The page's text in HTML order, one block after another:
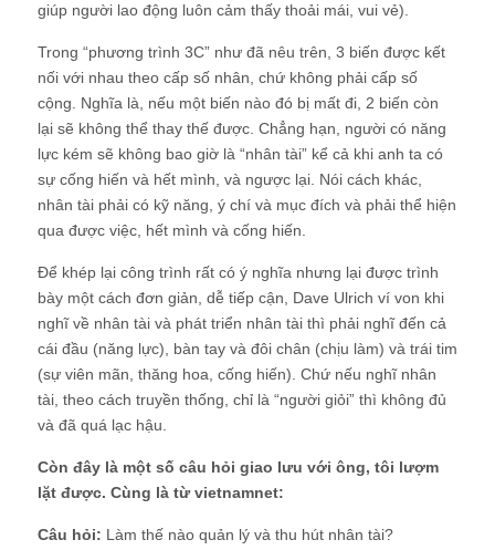
giúp người lao động luôn cảm thấy thoải mái, vui vẻ).
Trong “phương trình 3C” như đã nêu trên, 3 biến được kết
nối với nhau theo cấp số nhân, chứ không phải cấp số
cộng. Nghĩa là, nếu một biến nào đó bị mất đi, 2 biến còn
lại sẽ không thể thay thế được. Chẳng hạn, người có năng
lực kém sẽ không bao giờ là “nhân tài” kể cả khi anh ta có
sự cống hiến và hết mình, và ngược lại. Nói cách khác,
nhân tài phải có kỹ năng, ý chí và mục đích và phải thể hiện
qua được việc, hết mình và cống hiến.
Để khép lại công trình rất có ý nghĩa nhưng lại được trình
bày một cách đơn giản, dễ tiếp cận, Dave Ulrich ví von khi
nghĩ về nhân tài và phát triển nhân tài thì phải nghĩ đến cả
cái đầu (năng lực), bàn tay và đôi chân (chịu làm) và trái tim
(sự viên mãn, thăng hoa, cống hiến). Chứ nếu nghĩ nhân
tài, theo cách truyền thống, chỉ là “người giỏi” thì không đủ
và đã quá lạc hậu.
Còn đây là một số câu hỏi giao lưu với ông, tôi lượm
lặt được. Cùng là từ vietnamnet:
Câu hỏi: Làm thế nào quản lý và thu hút nhân tài?